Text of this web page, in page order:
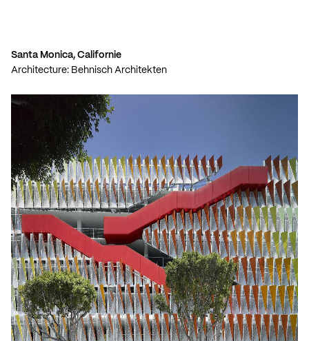
Santa Monica, Californie
Architecture: Behnisch Architekten